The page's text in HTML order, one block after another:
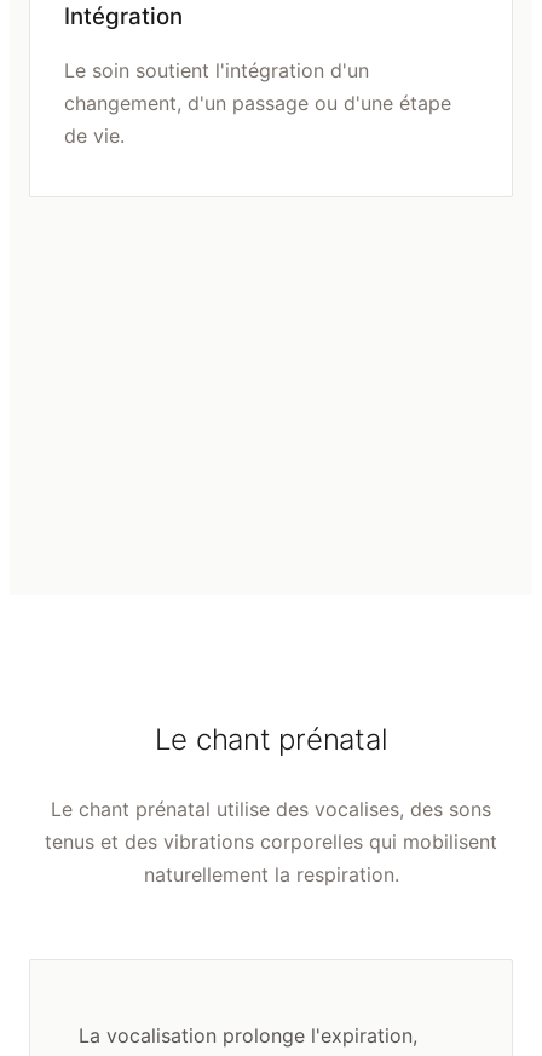
Intégration
Le soin soutient l'intégration d'un
changement, d'un passage ou d'une étape
de vie.
Le chant prénatal
Le chant prénatal utilise des vocalises, des sons
tenus et des vibrations corporelles qui mobilisent
naturellement la respiration.
La vocalisation prolonge l'expiration,